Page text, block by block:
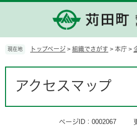
の
で
ー
ば
現在地 トップページ > 組織でさがす > 本庁 >
アクセスマップ
ページID：0002067